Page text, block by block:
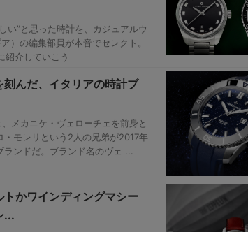
い”と思った時計を、カジュアルウ
）の編集部員が本音でセレクト。
紹介していこう
刻んだ、イタリアの時計ブ
メカニケ・ヴェローチェを前身と
・モレリという2人の兄弟が2017年
ンドだ。ブランド名のヴェ ...
トかワインディングマシー
...